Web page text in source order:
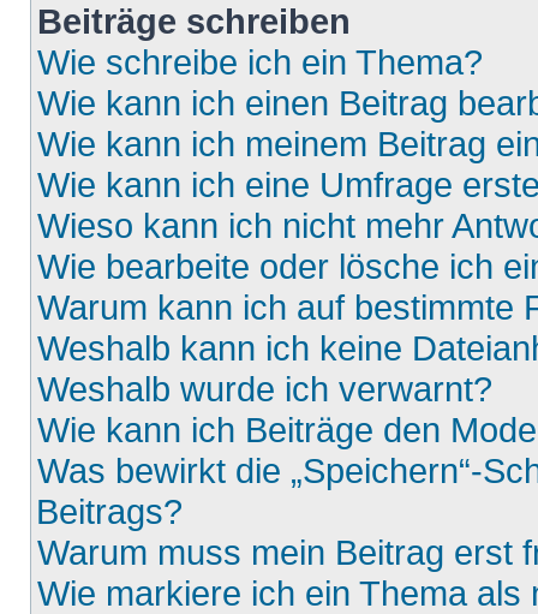
Beiträge schreiben
Wie schreibe ich ein Thema?
Wie kann ich einen Beitrag
Wie kann ich meinem Beitrag
Wie kann ich eine Umfrage
Wieso kann ich nicht mehr
Wie bearbeite oder lösche ich
Warum kann ich auf bestimmte
Weshalb kann ich keine
Weshalb wurde ich verwarnt?
Wie kann ich Beiträge den
Was bewirkt die „Speichern“-
Beitrags?
Warum muss mein Beitrag erst
Wie markiere ich ein Thema als